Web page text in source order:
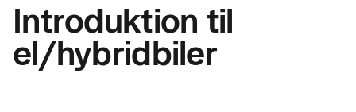
Introduktion til
el/hybridbiler